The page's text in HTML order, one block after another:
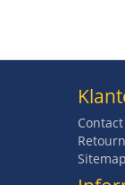
Contact